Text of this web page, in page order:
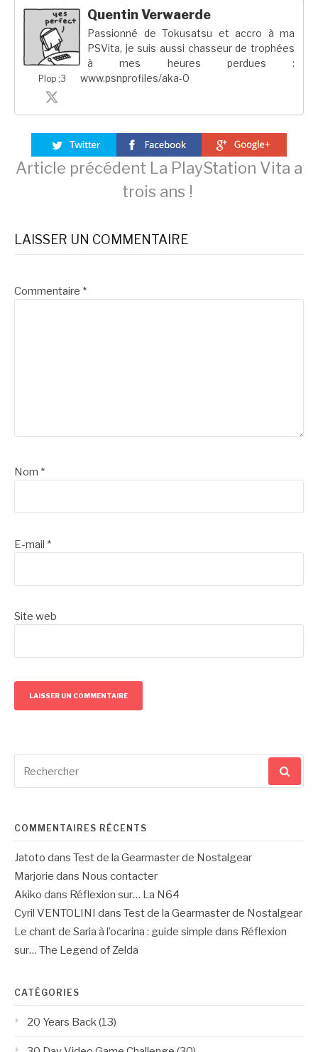
Plop ;3
Quentin Verwaerde
Passionné de Tokusatsu et accro à ma
PSVita, je suis aussi chasseur de trophées
à mes heures perdues :
www.psnprofiles/aka-0
Lire
la
suite
Article précédent La PlayStation Vita a
trois ans !
LAISSER UN COMMENTAIRE
Commentaire *
Nom *
E-mail *
Site web
pour
COMMENTAIRES RÉCENTS
Jatoto dans Test de la Gearmaster de Nostalgear
Marjorie dans Nous contacter
Akiko dans Réflexion sur… La N64
Cyril VENTOLINI
dans Test de la Gearmaster de Nostalgear
Le chant de Saria à l’ocarina : guide simple dans Réflexion
sur… The Legend of Zelda
CATÉGORIES
20 Years Back(13)